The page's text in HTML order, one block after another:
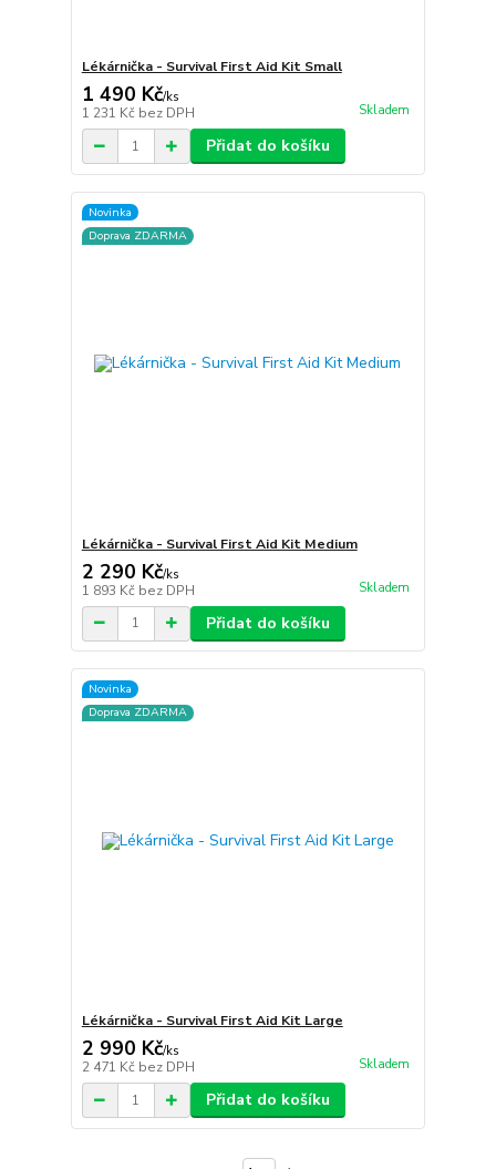
Lékárnička - Survival First Aid Kit Small
1 490 Kč/ks
1 231 Kč bez DPH Skladem
Přidat do košíku
Novinka
Doprava ZDARMA
Lékárnička - Survival First Aid Kit Medium
2 290 Kč/ks
1 893 Kč bez DPH Skladem
Přidat do košíku
Novinka
Doprava ZDARMA
Lékárnička - Survival First Aid Kit Large
2 990 Kč/ks
2 471 Kč bez DPH Skladem
Přidat do košíku